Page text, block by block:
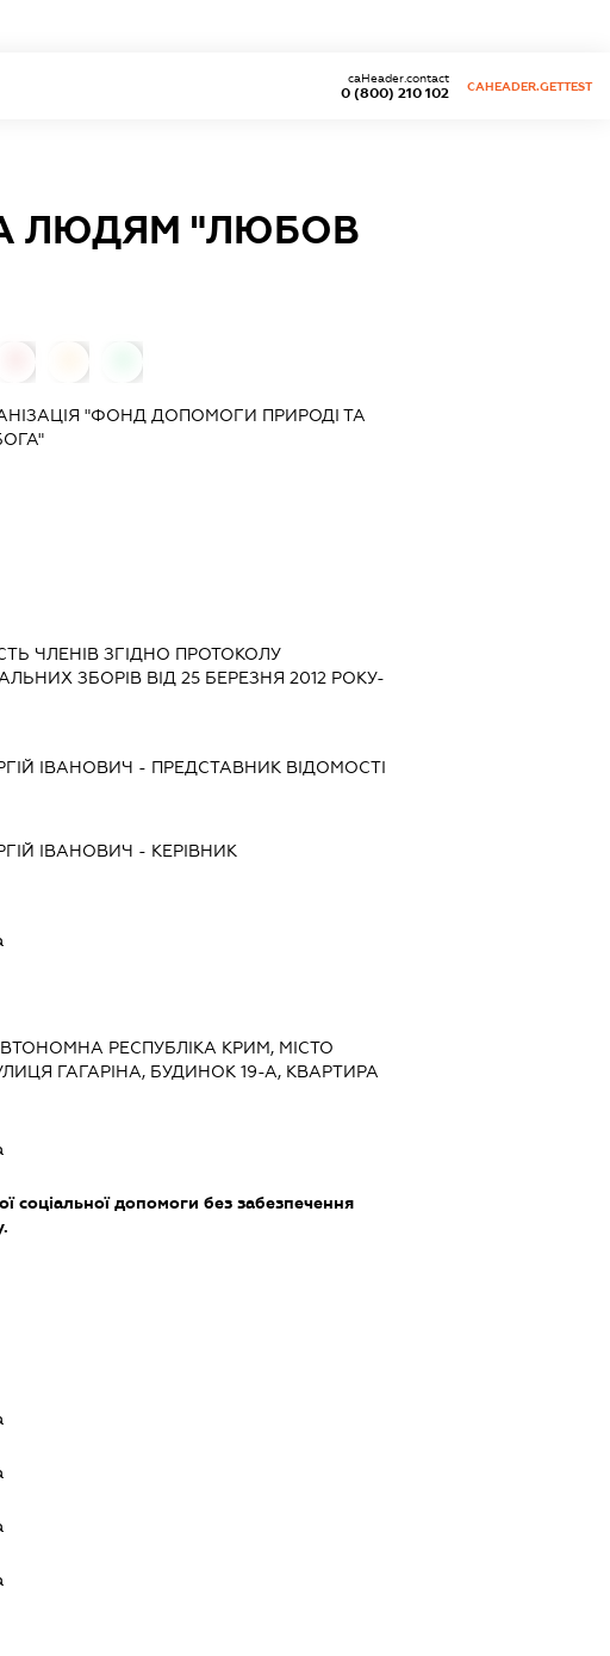
0 (800) 210 102
caHeader.contact
CAHEADER.GETTEST
ЛЮДЯМ "ЛЮБОВ
"ФОНД ДОПОМОГИ ПРИРОДІ ТА
ЧЛЕНІВ ЗГІДНО ПРОТОКОЛУ
ЗБОРІВ ВІД 25 БЕРЕЗНЯ 2012 РОКУ-
ІВАНОВИЧ - ПРЕДСТАВНИКВІДОМОСТІ
ІВАНОВИЧ - КЕРІВНИК
РЕСПУБЛІКА КРИМ, МІСТО
ГАГАРІНА, БУДИНОК 19-А, КВАРТИРА
соціальної допомоги без забезпечення